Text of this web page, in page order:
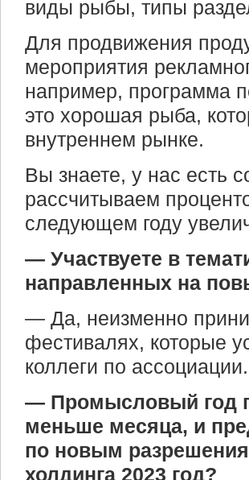
виды рыбы, типы
Для продвижения
мероприятия
например, программа
это хорошая рыба,
внутреннем рынке.
Вы знаете, у нас есть
рассчитываем
следующем году
— Участвуете в
направленных на
— Да, неизменно
фестивалях, которые
коллеги по ассоциации.
— Промысловый год
меньше месяца, и
по новым
холдинга 2023 год?